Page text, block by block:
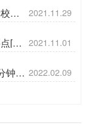
风 2021.11.29
[五 2021.11.01
钟学 2022.02.09